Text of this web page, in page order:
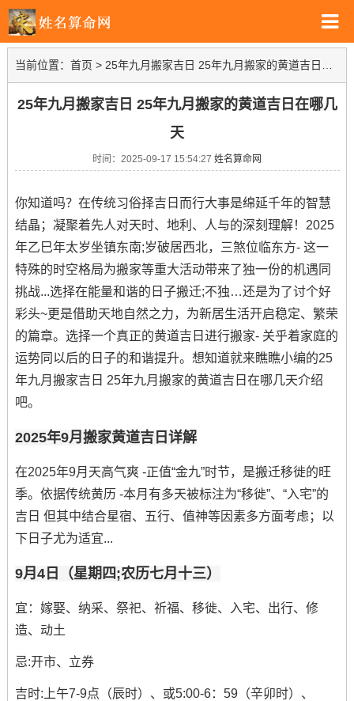
当前位置： 首页 > 25年九月搬家吉日 25年九月搬家的黄道吉日在哪几天
25年九月搬家吉日 25年九月搬家的黄道吉日在哪几
天
时间：2025-09-17 15:54:27 姓名算命网
你知道吗？在传统习俗择吉日而行大事是绵延千年的智慧
结晶；凝聚着先人对天时、地利、人与的深刻理解！2025
年乙巳年太岁坐镇东南;岁破居西北，三煞位临东方- 这一
特殊的时空格局为搬家等重大活动带来了独一份的机遇同
挑战...选择在能量和谐的日子搬迁;不独…还是为了讨个好
彩头~更是借助天地自然之力，为新居生活开启稳定、繁荣
的篇章。选择一个真正的黄道吉日进行搬家- 关乎着家庭的
运势同以后的日子的和谐提升。想知道就来瞧瞧小编的25
年九月搬家吉日 25年九月搬家的黄道吉日在哪几天介绍
吧。
2025年9月搬家黄道吉日详解
在2025年9月天高气爽 -正值“金九”时节，是搬迁移徙的旺
季。依据传统黄历 -本月有多天被标注为“移徙”、“入宅”的
吉日 但其中结合星宿、五行、值神等因素多方面考虑；以
下日子尤为适宜...
9月4日（星期四;农历七月十三）
宜：嫁娶、纳采、祭祀、祈福、移徙、入宅、出行、修
造、动土
忌:开市、立券
吉时:上午7-9点（辰时）、或5:00-6：59（辛卯时）、